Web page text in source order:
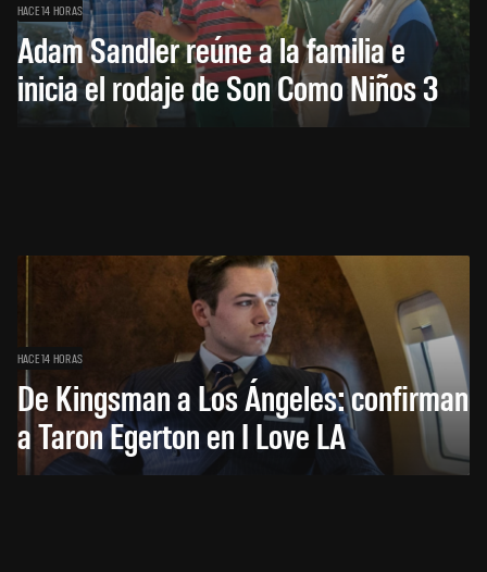
HACE 14 HORAS
Adam Sandler reúne a la familia e
inicia el rodaje de Son Como Niños 3
HACE 14 HORAS
De Kingsman a Los Ángeles: confirman
a Taron Egerton en I Love LA